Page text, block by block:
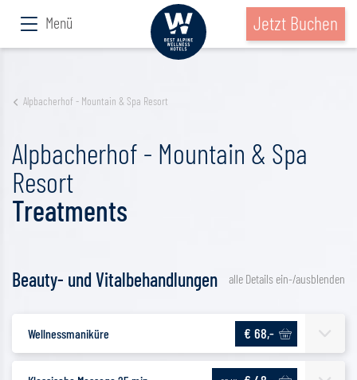
Menü Jetzt Buchen
Alpbacherhof - Mountain & Spa Resort
Alpbacherhof - Mountain & Spa
Resort
Treatments
alle Details ein-/ausblenden
Beauty- und Vitalbehandlungen
Wellnessmaniküre € 68,-